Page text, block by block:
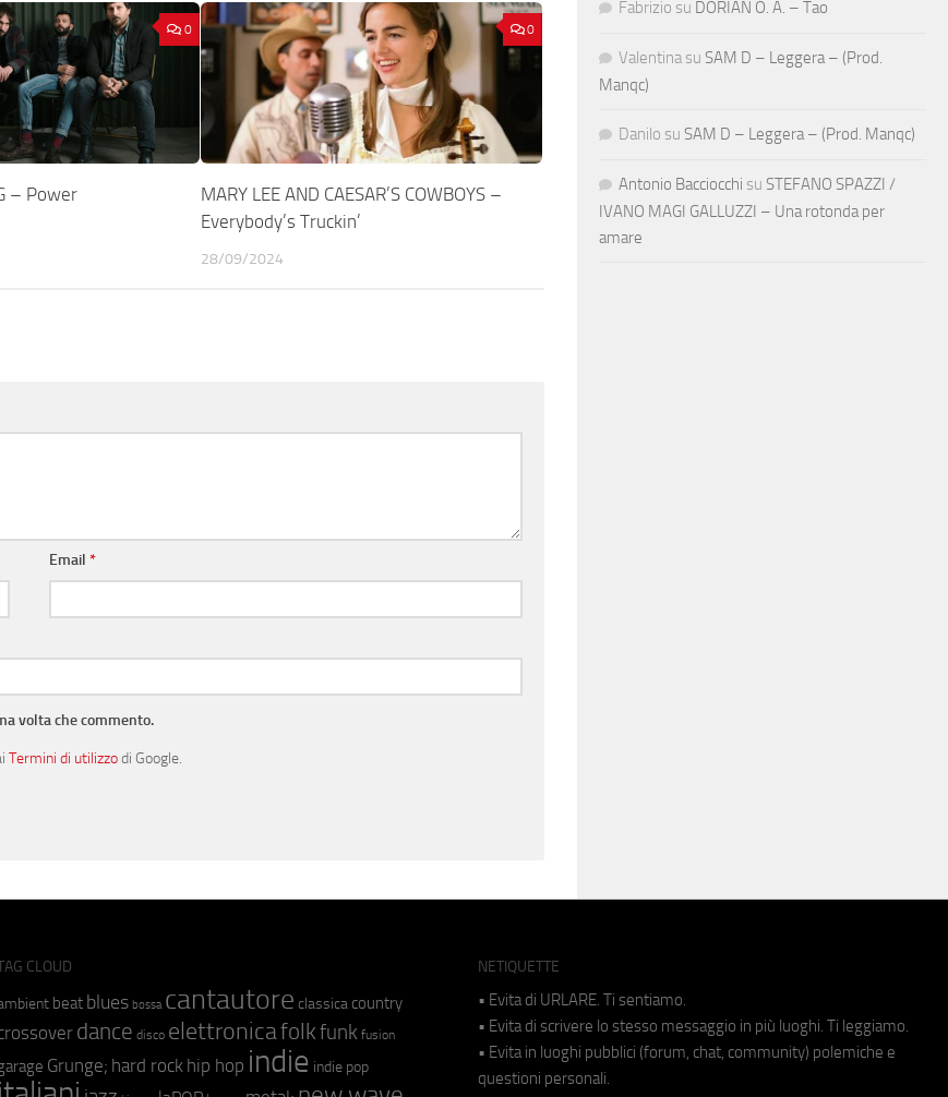
0
– Power
0
MARY LEE AND CAESAR’S COWBOYS –
Everybody’s Truckin’
28/09/2024
Email*
volta che commento.
Termini di utilizzodi Google.
Fabrizio su DORIAN O. A. – Tao
Valentina su SAM D – Leggera – (Prod.
Manqc)
Danilo su SAM D – Leggera – (Prod. Manqc)
Antonio Bacciocchi su STEFANO SPAZZI /
IVANO MAGI GALLUZZI – Una rotonda per
amare
CLOUD
beat blues bossa cantautore classica country
dance disco elettronicafolkfunk fusion
Grunge; hard rock hip hop indie indie pop
NETIQUETTE
• Evita di URLARE. Ti sentiamo.
• Evita di scrivere lo stesso messaggio in più luoghi. Ti leggiamo.
• Evita in luoghi pubblici (forum, chat, community) polemiche e
questioni personali.